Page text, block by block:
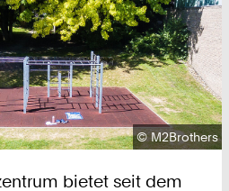
Urheberrecht:
©M2Brothers
bietet seit dem